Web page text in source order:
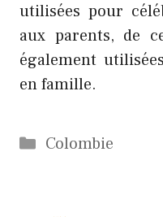
utilisées pour
aux parents, de
également
en famille.
Catégories
Colombie